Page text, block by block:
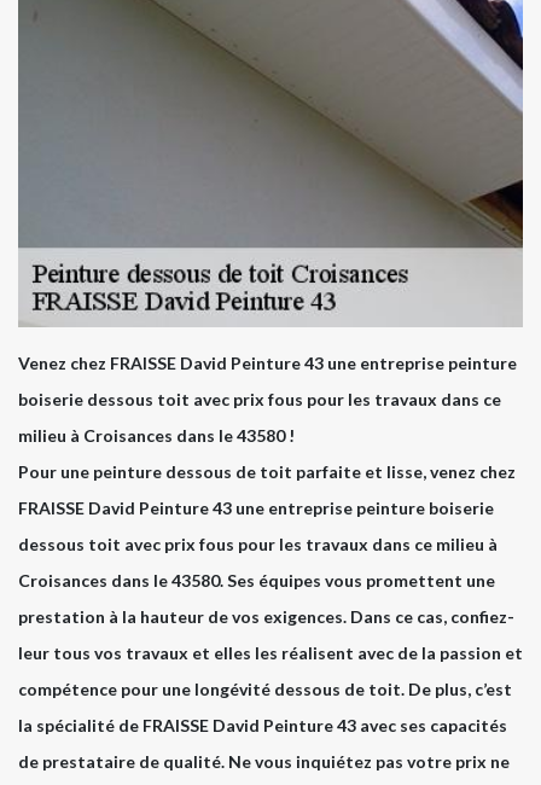
Venez chez FRAISSE David Peinture 43 une entreprise peinture
boiserie dessous toit avec prix fous pour les travaux dans ce
milieu à Croisances dans le 43580 !
Pour une peinture dessous de toit parfaite et lisse, venez chez
FRAISSE David Peinture 43 une entreprise peinture boiserie
dessous toit avec prix fous pour les travaux dans ce milieu à
Croisances dans le 43580. Ses équipes vous promettent une
prestation à la hauteur de vos exigences. Dans ce cas, confiez-
leur tous vos travaux et elles les réalisent avec de la passion et
compétence pour une longévité dessous de toit. De plus, c’est
la spécialité de FRAISSE David Peinture 43 avec ses capacités
de prestataire de qualité. Ne vous inquiétez pas votre prix ne